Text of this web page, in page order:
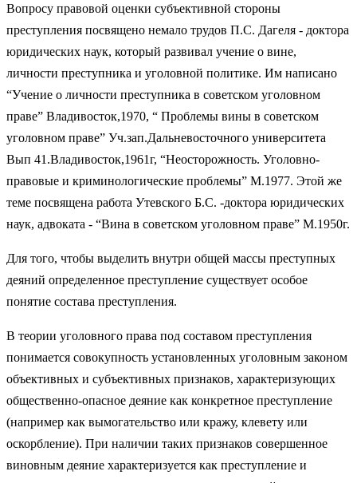
Вопросу правовой оценки субъективной стороны
преступления посвящено немало трудов П.С. Дагеля - доктора
юридических наук, который развивал учение о вине,
личности преступника и уголовной политике. Им написано
“Учение о личности преступника в советском уголовном
праве” Владивосток,1970, “ Проблемы вины в советском
уголовном праве” Уч.зап.Дальневосточного университета
Вып 41.Владивосток,1961г, “Неосторожность. Уголовно-
правовые и криминологические проблемы” М.1977. Этой же
теме посвящена работа Утевского Б.С. -доктора юридических
наук, адвоката - “Вина в советском уголовном праве” М.1950г.
Для того, чтобы выделить внутри общей массы преступных
деяний определенное преступление существует особое
понятие состава преступления.
В теории уголовного права под составом преступления
понимается совокупность установленных уголовным законом
объективных и субъективных признаков, характеризующих
общественно-опасное деяние как конкретное преступление
(например как вымогательство или кражу, клевету или
оскорбление). При наличии таких признаков совершенное
виновным деяние характеризуется как преступление и